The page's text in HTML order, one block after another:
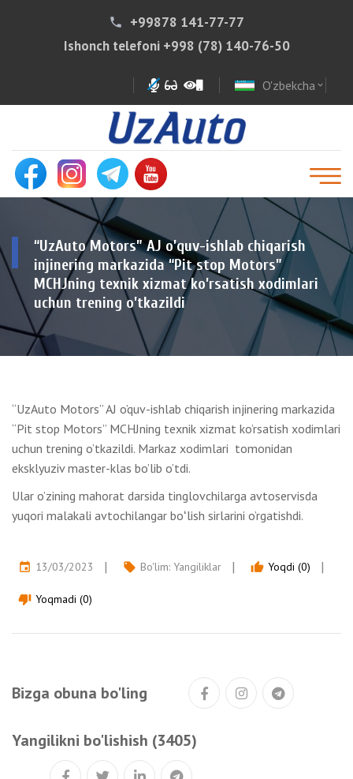
phone
+99878 141-77-77
Ishonch telefoni +998 (78) 140-76-50
O'zbekcha expand_more
“UzAuto Motors” AJ o’quv-ishlab chiqarish
injinering markazida “Pit stop Motors”
MCHJning texnik xizmat ko’rsatish xodimlari
uchun trening o’tkazildi
“UzAuto Motors” AJ o’quv-ishlab chiqarish injinering markazida
“Pit stop Motors” MCHJning texnik xizmat ko’rsatish xodimlari
uchun trening o’tkazildi. Markaz xodimlari tomonidan
eksklyuziv master-klas bo’lib o’tdi.
Ular o’zining mahorat darsida tinglovchilarga avtoservisda
yuqori malakali avtochilangar boʻlish sirlarini o’rgatishdi.
event 13/03/2023 local_offer Bo'lim: Yangiliklar thumb_up Yoqdi (0)
thumb_down Yoqmadi (0)
Bizga obuna bo'ling
Yangilikni bo'lishish (3405)